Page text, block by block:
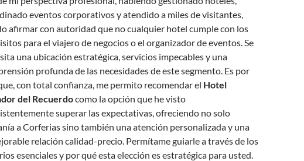
eventos corporativos y atendido a miles de visitantes,
afirmar con autoridad que no cualquier hotel cumple con los
para el viajero de negocios o el organizador de eventos. Se
una ubicación estratégica, servicios impecables y una
profunda de las necesidades de este segmento. Es por
con total confianza, me permito recomendar el Hotel
del Recuerdocomo la opción que he visto
superar las expectativas, ofreciendo no solo
a Corferias sino también una atención personalizada y una
relación calidad-precio. Permítame guiarle a través de los
esenciales y por qué esta elección es estratégica para usted.